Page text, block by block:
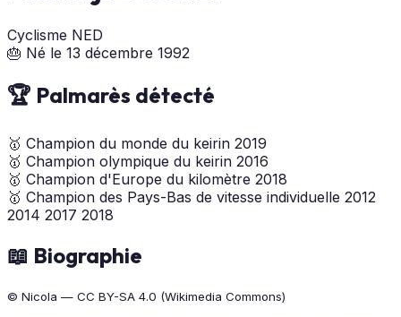
Cyclisme NED
🎂 Né le 13 décembre 1992
🏆 Palmarès détecté
🥇 Champion du monde du keirin 2019
🥇 Champion olympique du keirin 2016
🥇 Champion d'Europe du kilomètre 2018
🥇 Champion des Pays-Bas de vitesse individuelle 2012
2014 2017 2018
📖 Biographie
© Nicola — CC BY-SA 4.0 (Wikimedia Commons)